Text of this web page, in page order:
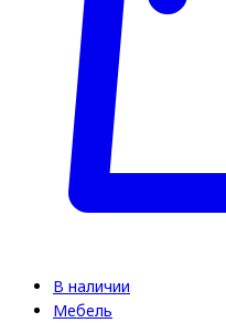
В наличии
Мебель